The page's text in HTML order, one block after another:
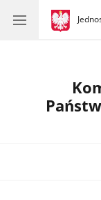
gov.pl